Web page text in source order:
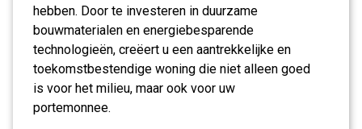
hebben. Door te investeren in duurzame
bouwmaterialen en energiebesparende
technologieën, creëert u een aantrekkelijke en
toekomstbestendige woning die niet alleen goed
is voor het milieu, maar ook voor uw
portemonnee.